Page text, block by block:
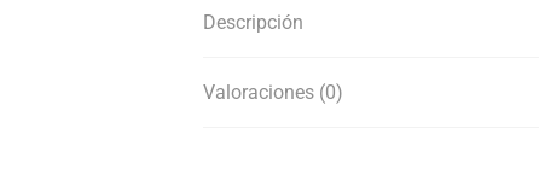
Descripción
Valoraciones (0)